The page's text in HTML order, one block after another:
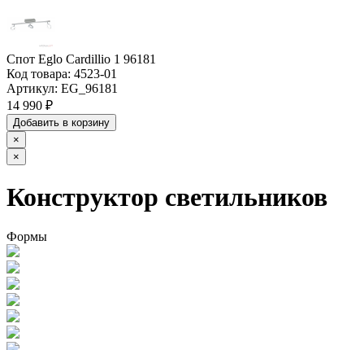
Спот Eglo Cardillio 1 96181
Код товара: 4523-01
Артикул: EG_96181
14 990 ₽
Добавить в корзину
×
×
Конструктор светильников
Формы